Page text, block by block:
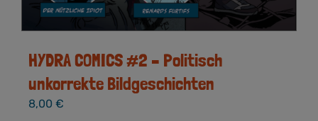
HYDRA COMICS #2 – Politisch
unkorrekte Bildgeschichten
8,00 €